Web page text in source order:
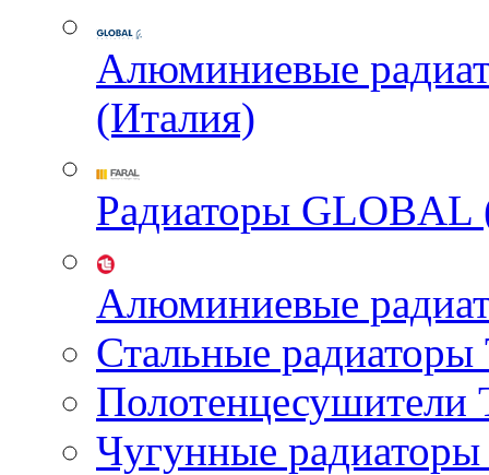
Алюминиевые
(Италия)
Радиаторы GLOBAL
Алюминиевые
Стальные
Чугунные